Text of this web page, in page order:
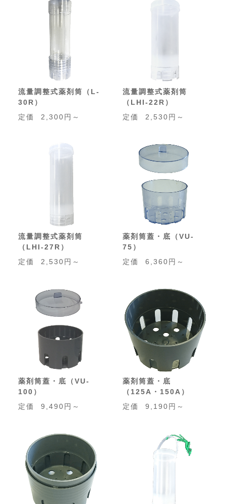
流量調整式薬剤筒（L-
30R）
定価
2,300円～
流量調整式薬剤筒
（LHI-22R）
定価
2,530円～
流量調整式薬剤筒
（LHI-27R）
定価
2,530円～
薬剤筒蓋・底（VU-
75）
定価
6,360円～
薬剤筒蓋・底（VU-
100）
定価
9,490円～
薬剤筒蓋・底
（125A・150A）
定価
9,190円～